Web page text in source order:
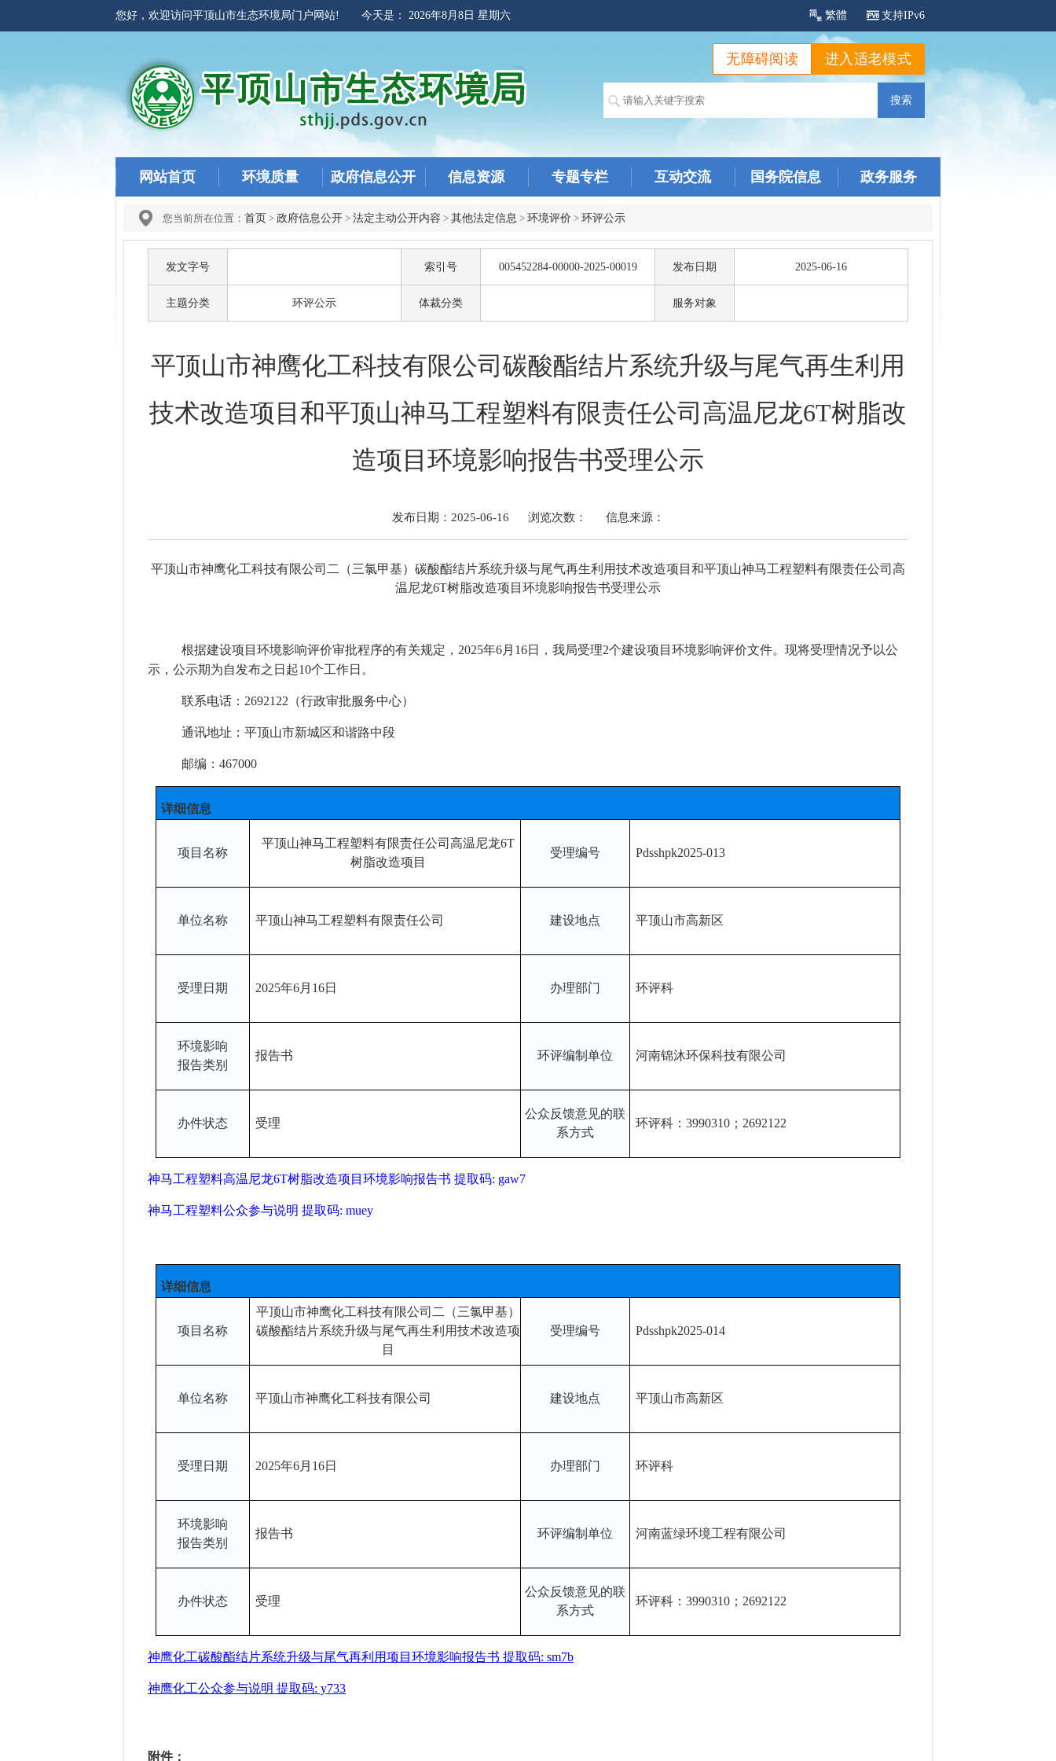
您好，欢迎访问平顶山市生态环境局门户网站! 今天是： 2026年8月8日 星期六 繁體 支持IPv6
进入适老模式
无障碍阅读
网站首页 环境质量 政府信息公开 信息资源 专题专栏 互动交流 国务院信息 政务服务
您当前所在位置： 首页 > 政府信息公开 > 法定主动公开内容 > 其他法定信息 > 环境评价 > 环评公示
发文字号 索引号 005452284-00000-2025-00019 发布日期 2025-06-16
主题分类 环评公示 体裁分类 服务对象
平顶山市神鹰化工科技有限公司碳酸酯结片系统升级与尾气再生利用
技术改造项目和平顶山神马工程塑料有限责任公司高温尼龙6T树脂改
造项目环境影响报告书受理公示
发布日期：2025-06-16 浏览次数： 信息来源：
平顶山市神鹰化工科技有限公司二（三氯甲基）碳酸酯结片系统升级与尾气再生利用技术改造项目和平顶山神马工程塑料有限责任公司高
温尼龙6T树脂改造项目环境影响报告书受理公示
根据建设项目环境影响评价审批程序的有关规定，2025年6月16日，我局受理2个建设项目环境影响评价文件。现将受理情况予以公
示，公示期为自发布之日起10个工作日。
联系电话：2692122（行政审批服务中心）
通讯地址：平顶山市新城区和谐路中段
邮编：467000
详细信息
项目名称
平顶山神马工程塑料有限责任公司高温尼龙6T
树脂改造项目
受理编号 Pdsshpk2025-013
单位名称 平顶山神马工程塑料有限责任公司 建设地点 平顶山市高新区
受理日期 2025年6月16日 办理部门 环评科
环境影响
报告类别
报告书 环评编制单位 河南锦沐环保科技有限公司
办件状态 受理
公众反馈意见的联
系方式
环评科：3990310；2692122
神马工程塑料高温尼龙6T树脂改造项目环境影响报告书 提取码: gaw7
神马工程塑料公众参与说明 提取码: muey
详细信息
项目名称
平顶山市神鹰化工科技有限公司二（三氯甲基）
碳酸酯结片系统升级与尾气再生利用技术改造项
目
受理编号 Pdsshpk2025-014
单位名称 平顶山市神鹰化工科技有限公司 建设地点 平顶山市高新区
受理日期 2025年6月16日 办理部门 环评科
环境影响
报告类别
报告书 环评编制单位 河南蓝绿环境工程有限公司
办件状态 受理
公众反馈意见的联
系方式
环评科：3990310；2692122
神鹰化工碳酸酯结片系统升级与尾气再利用项目环境影响报告书 提取码: sm7b
神鹰化工公众参与说明 提取码: y733
附件：